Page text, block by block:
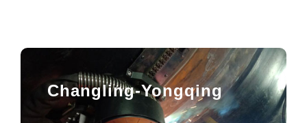
Changling-Yongqing